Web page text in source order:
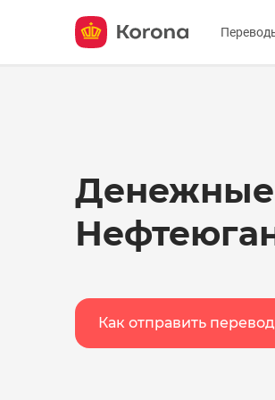
Как отправить перевод